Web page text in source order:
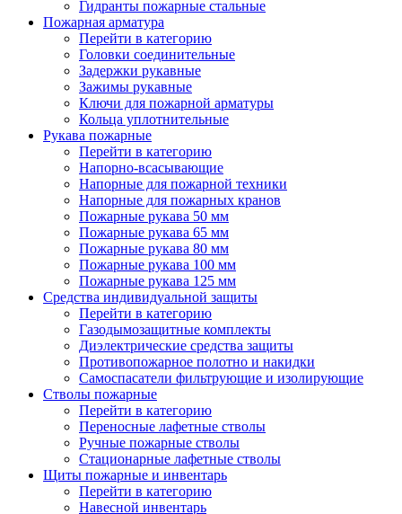
Гидранты пожарные стальные
Пожарная арматура
Перейти в категорию
Головки соединительные
Задержки рукавные
Зажимы рукавные
Ключи для пожарной арматуры
Кольца уплотнительные
Рукава пожарные
Перейти в категорию
Напорно-всасывающие
Напорные для пожарной техники
Напорные для пожарных кранов
Пожарные рукава 50 мм
Пожарные рукава 65 мм
Пожарные рукава 80 мм
Пожарные рукава 100 мм
Пожарные рукава 125 мм
Средства индивидуальной защиты
Перейти в категорию
Газодымозащитные комплекты
Диэлектрические средства защиты
Противопожарное полотно и накидки
Самоспасатели фильтрующие и изолирующие
Стволы пожарные
Перейти в категорию
Переносные лафетные стволы
Ручные пожарные стволы
Стационарные лафетные стволы
Щиты пожарные и инвентарь
Перейти в категорию
Навесной инвентарь